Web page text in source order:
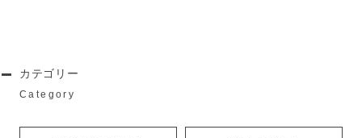
カテゴリー
Category